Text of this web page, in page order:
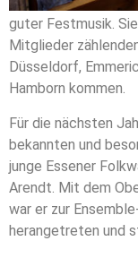
guter Festmusik.
Mitglieder
Düsseldorf,
Hamborn kommen.
Für die nächsten
bekannten und
junge Essener
Arendt. Mit dem
war er zur
herangetreten und